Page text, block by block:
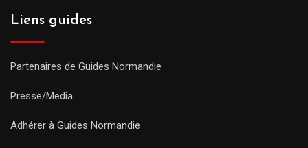
Liens guides
Partenaires de Guides Normandie
Presse/Media
Adhérer à Guides Normandie